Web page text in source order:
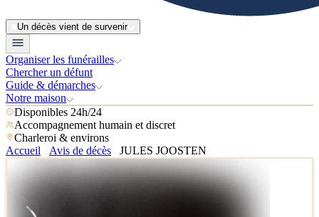
Un décès vient de survenir
Organiser les funérailles
Chercher un défunt
Guide & démarches
Notre maison
Disponibles 24h/24
Accompagnement humain et discret
Charleroi & environs
Accueil
Avis de décès JULES JOOSTEN